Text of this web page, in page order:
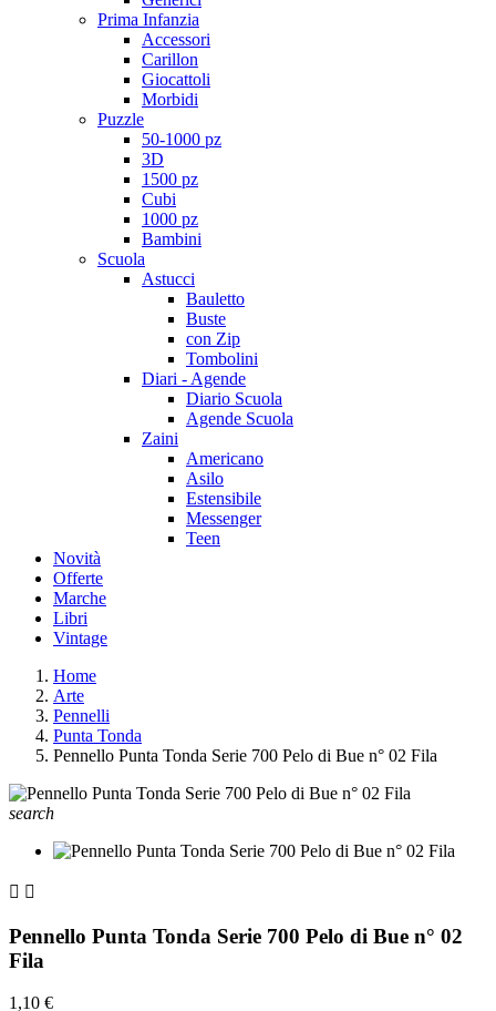
Prima Infanzia
Accessori
Carillon
Giocattoli
Morbidi
Puzzle
50-1000 pz
3D
1500 pz
Cubi
1000 pz
Bambini
Scuola
Astucci
Bauletto
Buste
con Zip
Tombolini
Diari - Agende
Diario Scuola
Agende Scuola
Zaini
Americano
Asilo
Estensibile
Messenger
Teen
Novità
Offerte
Marche
Libri
Vintage
Home
Arte
Pennelli
Punta Tonda
Pennello Punta Tonda Serie 700 Pelo di Bue n° 02 Fila
search
 
Pennello Punta Tonda Serie 700 Pelo di Bue n° 02
Fila
1,10 €